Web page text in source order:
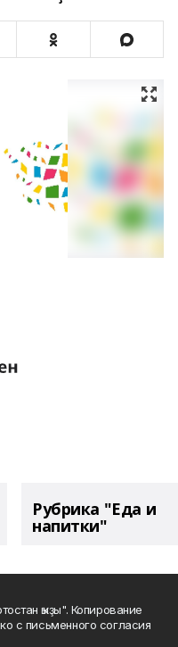
Рубрика "Еда и
напитки"
ҡыҙы". Копирование
с письменного согласия